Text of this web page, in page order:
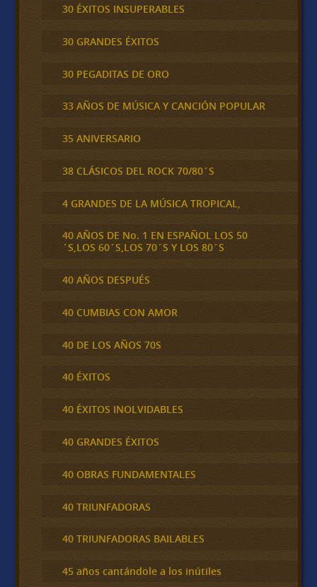
30 ÉXITOS INSUPERABLES
30 GRANDES ÉXITOS
30 PEGADITAS DE ORO
33 AÑOS DE MÚSICA Y CANCIÓN POPULAR
35 ANIVERSARIO
38 CLÁSICOS DEL ROCK 70/80´S
4 GRANDES DE LA MÚSICA TROPICAL,
40 AÑOS DE No. 1 EN ESPAÑOL LOS 50
´S,LOS 60´S,LOS 70´S Y LOS 80´S
40 AÑOS DESPUÉS
40 CUMBIAS CON AMOR
40 DE LOS AÑOS 70S
40 ÉXITOS
40 ÉXITOS INOLVIDABLES
40 GRANDES ÉXITOS
40 OBRAS FUNDAMENTALES
40 TRIUNFADORAS
40 TRIUNFADORAS BAILABLES
45 años cantándole a los inútiles